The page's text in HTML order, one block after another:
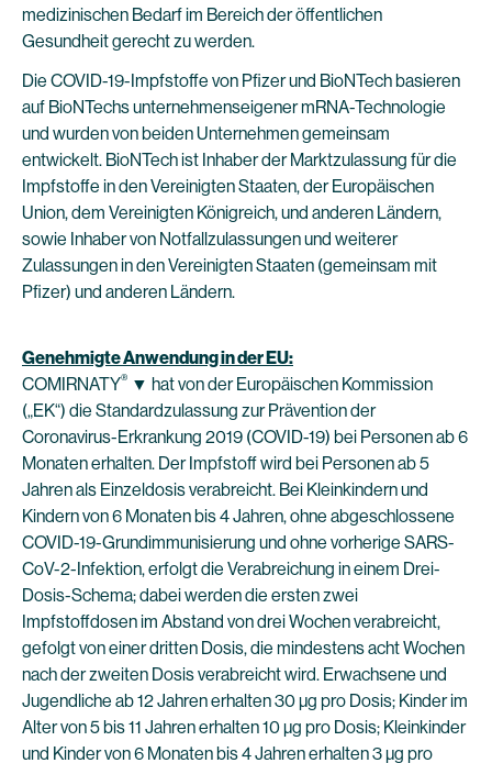
medizinischen Bedarf im Bereich der öffentlichen
Gesundheit gerecht zu werden.
Die COVID-19-Impfstoffe von Pfizer und BioNTech basieren
auf BioNTechs unternehmenseigener mRNA-Technologie
und wurden von beiden Unternehmen gemeinsam
entwickelt. BioNTech ist Inhaber der Marktzulassung für die
Impfstoffe in den Vereinigten Staaten, der Europäischen
Union, dem Vereinigten Königreich, und anderen Ländern,
sowie Inhaber von Notfallzulassungen und weiterer
Zulassungen in den Vereinigten Staaten (gemeinsam mit
Pfizer) und anderen Ländern.
Genehmigte Anwendung in der EU:
COMIRNATY® ▼ hat von der Europäischen Kommission
(„EK“) die Standardzulassung zur Prävention der
Coronavirus-Erkrankung 2019 (COVID-19) bei Personen ab 6
Monaten erhalten. Der Impfstoff wird bei Personen ab 5
Jahren als Einzeldosis verabreicht. Bei Kleinkindern und
Kindern von 6 Monaten bis 4 Jahren, ohne abgeschlossene
COVID-19-Grundimmunisierung und ohne vorherige SARS-
CoV-2-Infektion, erfolgt die Verabreichung in einem Drei-
Dosis-Schema; dabei werden die ersten zwei
Impfstoffdosen im Abstand von drei Wochen verabreicht,
gefolgt von einer dritten Dosis, die mindestens acht Wochen
nach der zweiten Dosis verabreicht wird. Erwachsene und
Jugendliche ab 12 Jahren erhalten 30 µg pro Dosis; Kinder im
Alter von 5 bis 11 Jahren erhalten 10 µg pro Dosis; Kleinkinder
und Kinder von 6 Monaten bis 4 Jahren erhalten 3 µg pro